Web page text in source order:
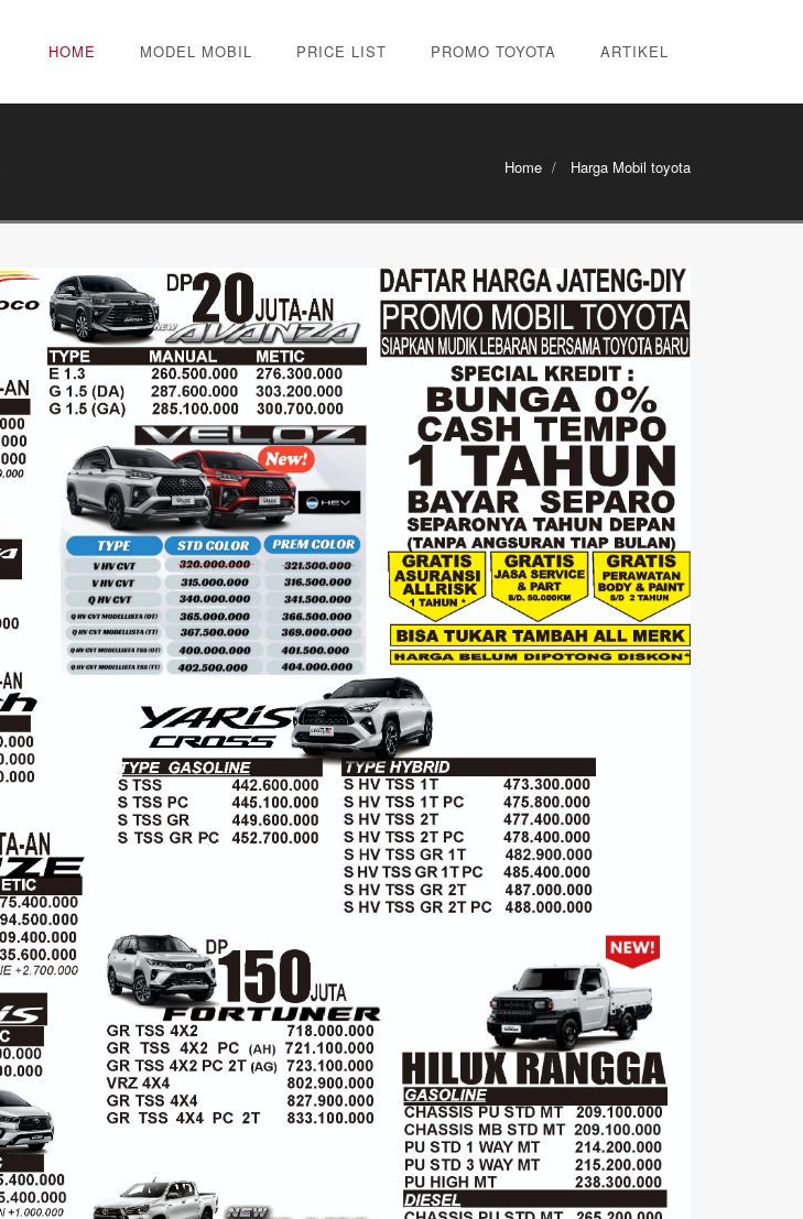
HOME MODEL MOBIL PRICE LIST PROMO TOYOTA ARTIKEL
Home Harga Mobil toyota